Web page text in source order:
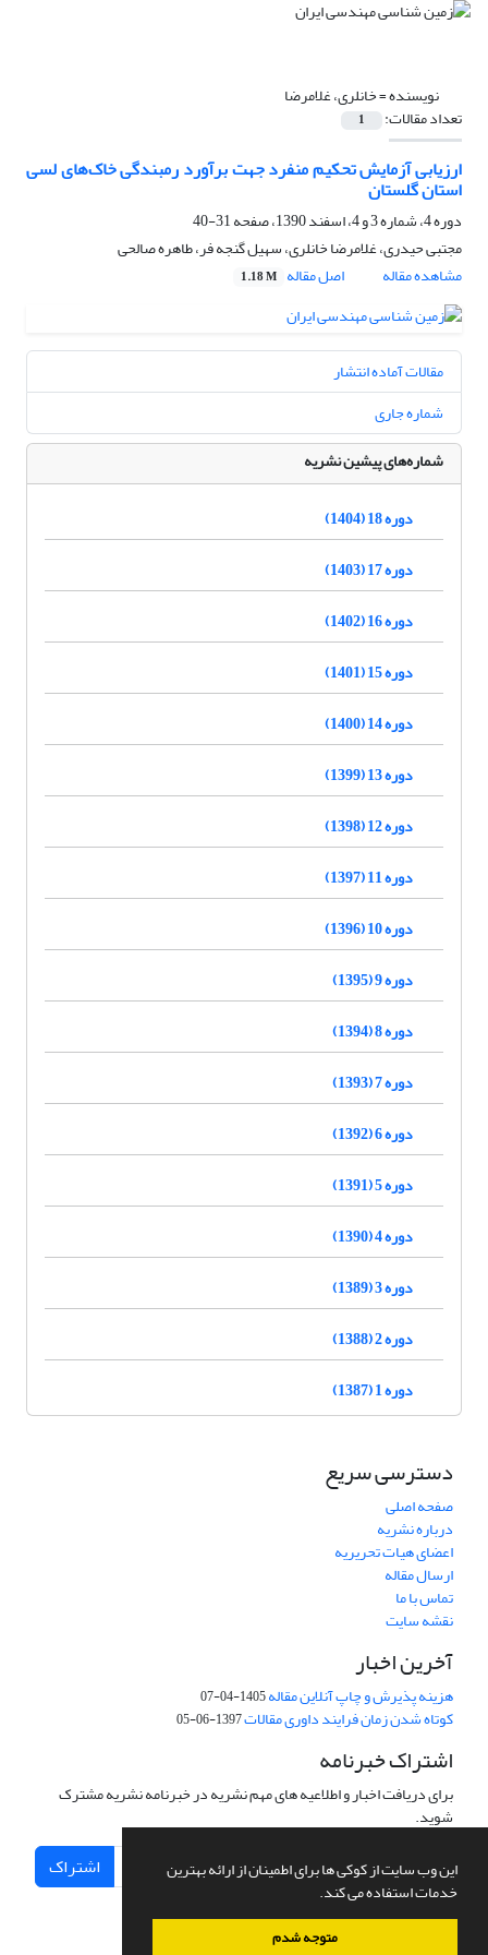
این وب سایت از کوکی ها برای اطمینان از ارائه بهترین
خدمات استفاده می کند.
متوجه شدم
نویسنده =خانلری، غلامرضا
تعداد مقالات: 1
ارزیابی آزمایش تحکیم منفرد جهت برآورد رمبندگی خاک‌های لسی
استان گلستان
دوره 4، شماره 3 و 4، اسفند 1390، صفحه
31-40
مجتبی حیدری، غلامرضا خانلری، سهیل گنجه­ فر، طاهره صالحی
مشاهده مقاله
اصل مقاله 1.18 M
مقالات آماده انتشار
شماره جاری
شماره‌های پیشین نشریه
دوره 18 (1404)
دوره 17 (1403)
دوره 16 (1402)
دوره 15 (1401)
دوره 14 (1400)
دوره 13 (1399)
دوره 12 (1398)
دوره 11 (1397)
دوره 10 (1396)
دوره 9 (1395)
دوره 8 (1394)
دوره 7 (1393)
دوره 6 (1392)
دوره 5 (1391)
دوره 4 (1390)
دوره 3 (1389)
دوره 2 (1388)
دوره 1 (1387)
دسترسی سریع
صفحه اصلی
درباره نشریه
اعضای هیات تحریریه
ارسال مقاله
تماس با ما
نقشه سایت
آخرین اخبار
هزینه پذیرش و چاپ آنلاین مقاله1405-04-07
کوتاه شدن زمان فرایند داوری مقالات1397-06-05
اشتراک خبرنامه
برای دریافت اخبار و اطلاعیه های مهم نشریه در خبرنامه نشریه مشترک
شوید.
اشتراک